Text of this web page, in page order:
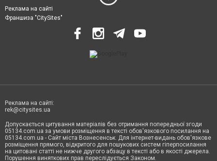
Реклама на сайті
Франшиза "CitySites"
Реклама на сайті:
rek@citysites.ua
Допускається цитування матеріалів без отримання попередньої згоди
05134.com.ua за умови розміщення в тексті обов'язкового посилання на
05134.com.ua - Сайт міста Вознесенськ. Для інтернет-видань обов'язкове
розміщення прямого, відкритого для пошукових систем гіперпосилання
на цитовані статті не нижче другого абзацу в тексті або в якості джерела.
Порушення виняткових прав переслідується Законом.